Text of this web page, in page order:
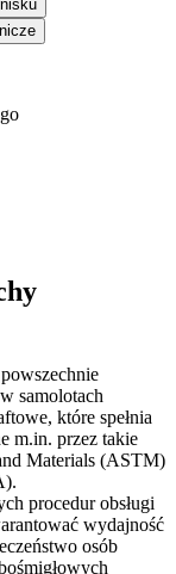
samolotach
które spełnia
m.in. przez takie
Materials (ASTM)
procedur obsługi
wydajność
osób